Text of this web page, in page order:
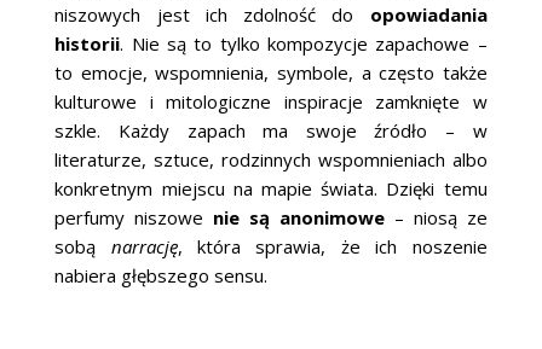
niszowych jest ich zdolność do opowiadania
historii. Nie są to tylko kompozycje zapachowe –
to emocje, wspomnienia, symbole, a często także
kulturowe i mitologiczne inspiracje zamknięte w
szkle. Każdy zapach ma swoje źródło – w
literaturze, sztuce, rodzinnych wspomnieniach albo
konkretnym miejscu na mapie świata. Dzięki temu
perfumy niszowe nie są anonimowe– niosą ze
sobą narrację, która sprawia, że ich noszenie
nabiera głębszego sensu.